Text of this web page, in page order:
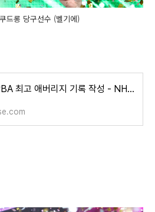
드롱 당구선수 (벨기에)
쿠드롱 PBA 최고 애버리지 기록 작성 - NH농협카드 PBA 챔피언십 8강